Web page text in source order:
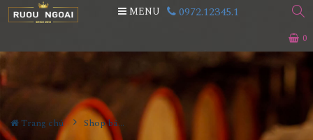
0
MENU 0972.12345.1
Trang chủ Shop bán rượu Hennessy XO Limeted 2020 uy tín